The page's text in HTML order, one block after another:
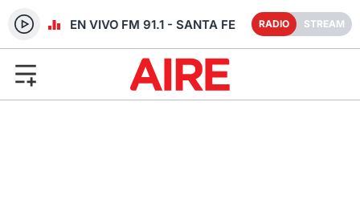
RADIO EN VIVO FM 91.1 - SANTA FE RADIO STREAM